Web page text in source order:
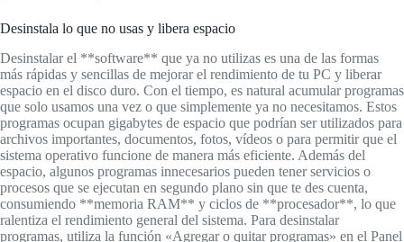
Desinstala lo que no usas y libera espacio
Desinstalar el **software** que ya no utilizas es una de las formas
más rápidas y sencillas de mejorar el rendimiento de tu PC y liberar
espacio en el disco duro. Con el tiempo, es natural acumular programas
que solo usamos una vez o que simplemente ya no necesitamos. Estos
programas ocupan gigabytes de espacio que podrían ser utilizados para
archivos importantes, documentos, fotos, vídeos o para permitir que el
sistema operativo funcione de manera más eficiente. Además del
espacio, algunos programas innecesarios pueden tener servicios o
procesos que se ejecutan en segundo plano sin que te des cuenta,
consumiendo **memoria RAM** y ciclos de **procesador**, lo que
ralentiza el rendimiento general del sistema. Para desinstalar
programas, utiliza la función «Agregar o quitar programas» en el Panel